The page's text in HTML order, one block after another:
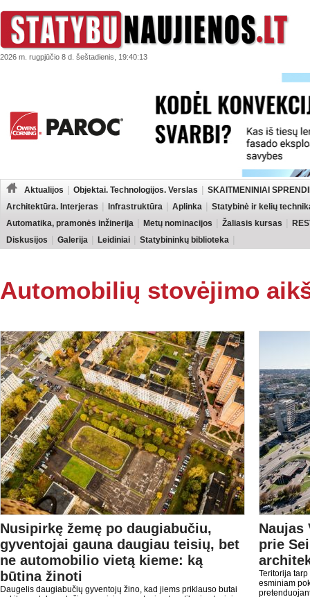
2026 m. rugpjūčio 8 d. šeštadienis, 19:40:13
Aktualijos Objektai. Technologijos. Verslas
SKAITMENINIAI
Architektūra. Interjeras
Infrastruktūra Aplinka
Statybinė ir kelių
Automatika, pramonės inžinerija
Metų nominacijos Žaliasis kursas
Diskusijos
Galerija Leidiniai Statybininkų biblioteka
Automobilių stovėjimo
Nusipirkę žemę po daugiabučiu,
gyventojai gauna daugiau teisių, bet
ne automobilio vietą kieme: ką
būtina žinoti
Daugelis daugiabučių gyventojų žino, kad jiems priklauso butai
Naujas
prie
Teritorija
esminiam